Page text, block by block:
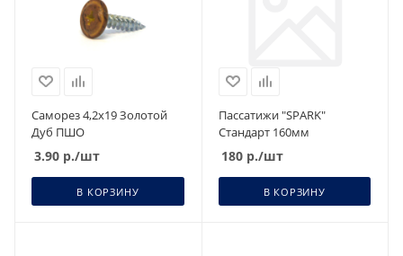
Саморез 4,2х19 Золотой
Дуб ПШО
3.90 р./шт
В КОРЗИНУ
Пассатижи "SPARK"
Стандарт 160мм
180р./шт
В КОРЗИНУ